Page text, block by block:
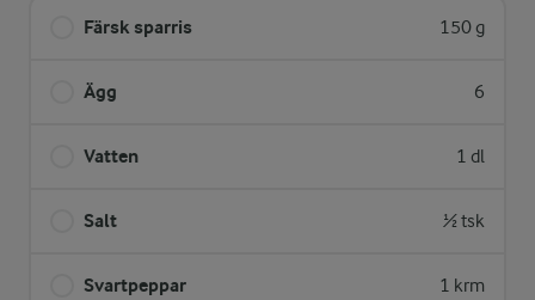
Färsk sparris 150 g
Ägg 6
Vatten 1 dl
Salt ½ tsk
Svartpeppar 1 krm